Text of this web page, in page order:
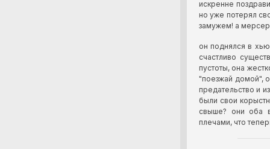
искренне
но уже потерял
замужем! а
он поднялся в
счастливо
пустоты, она
"поезжай домой",
предательство и
были свои
свыше? они оба
плечами, что